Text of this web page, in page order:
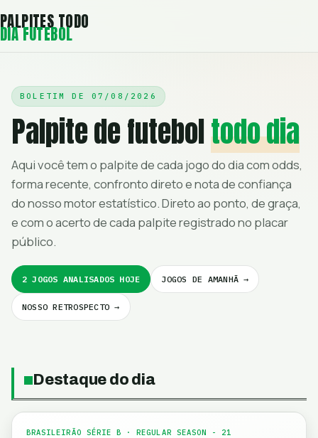
PALPITES TODO
DIA FUTEBOL
BOLETIM DE 07/08/2026
Palpite de futeboltodo dia
Aqui você tem o palpite de cada jogo do dia com odds,
forma recente, confronto direto e nota de confiança
do nosso motor estatístico. Direto ao ponto, de graça,
e com o acerto de cada palpite registrado no placar
público.
2 JOGOS ANALISADOS HOJE JOGOS DE AMANHÃ →
NOSSO RETROSPECTO →
Destaque do dia
BRASILEIRÃO SÉRIE B · REGULAR SEASON - 21